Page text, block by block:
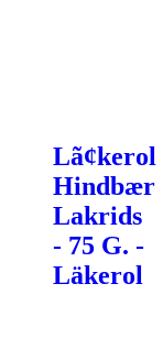
Lã¢kerol
Hindbær
Lakrids
- 75 G. -
Läkerol